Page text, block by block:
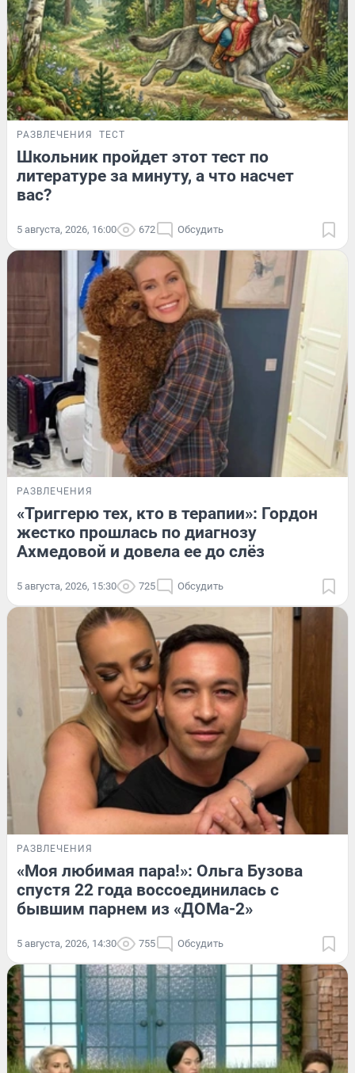
РАЗВЛЕЧЕНИЯ ТЕСТ
Школьник пройдет этот тест по
литературе за минуту, а что насчет
вас?
5 августа, 2026, 16:00 672 Обсудить
РАЗВЛЕЧЕНИЯ
«Триггерю тех, кто в терапии»: Гордон
жестко прошлась по диагнозу
Ахмедовой и довела ее до слёз
5 августа, 2026, 15:30 725 Обсудить
РАЗВЛЕЧЕНИЯ
«Моя любимая пара!»: Ольга Бузова
спустя 22 года воссоединилась с
бывшим парнем из «ДОМа-2»
5 августа, 2026, 14:30 755 Обсудить